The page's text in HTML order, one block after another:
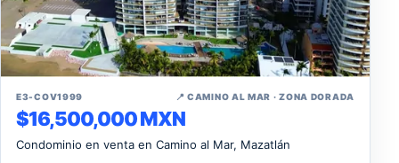
↗
E3-COV1999 📍 CAMINO AL MAR · ZONA DORADA
$16,500,000 MXN
Condominio en venta en Camino al Mar, Mazatlán